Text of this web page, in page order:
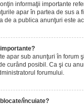
informaţii importante
apar în partea de sus a
de a publica anunţuri este
apar sub anunţuri în forum
curând posibil. Ca şi cu
forumului.
încuiate?